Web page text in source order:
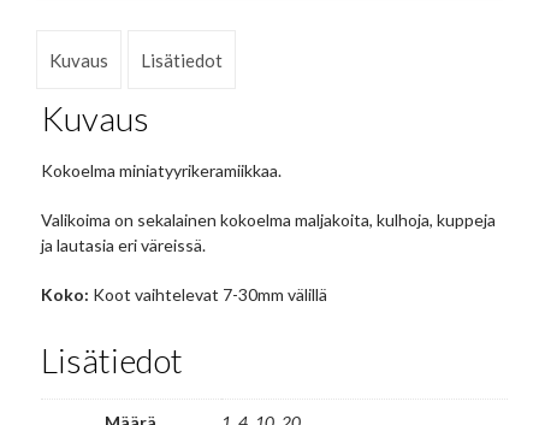
Kuvaus Lisätiedot
Kuvaus
Kokoelma miniatyyrikeramiikkaa.
Valikoima on sekalainen kokoelma maljakoita, kulhoja, kuppeja
ja lautasia eri väreissä.
Koko: Koot vaihtelevat 7-30mm välillä
Lisätiedot